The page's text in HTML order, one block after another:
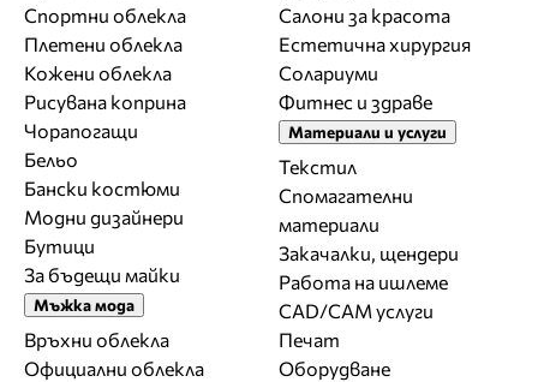
Спортни облекла
Плетени облекла
Кожени облекла
Рисувана коприна
Чорапогащи
Бельо
Бански костюми
Модни дизайнери
Бутици
За бъдещи майки
Мъжка мода
Връхни облекла
Официални облекла
Салони за красота
Естетична хирургия
Солариуми
Фитнес и здраве
Материали и услуги
Текстил
Спомагателни
материали
Закачалки, щендери
Работа на ишлеме
CAD/CAM услуги
Печат
Оборудване